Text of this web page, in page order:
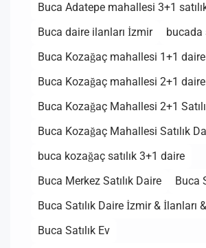
Buca Adatepe mahallesi 3+1
Buca daire ilanları İzmir
bucada
Buca Kozağaç mahallesi 1+1 daire
Buca Kozağaç mahallesi 2+1 daire
Buca Kozağaç Mahallesi 2+1
Buca Kozağaç Mahallesi Satılık
buca kozağaç satılık 3+1 daire
Buca Merkez Satılık Daire
Buca
Buca Satılık Daire İzmir & İlanları
Buca Satılık Ev